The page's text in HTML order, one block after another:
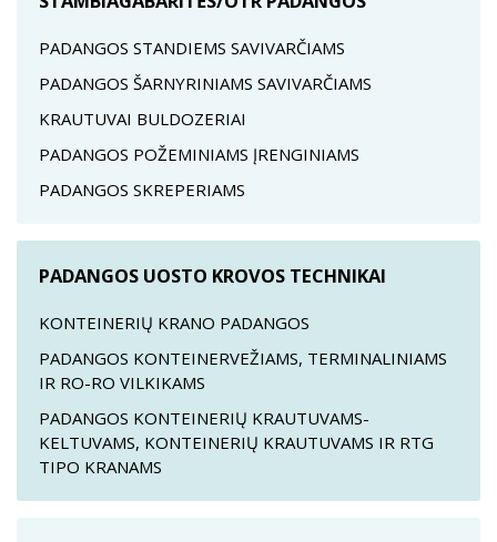
PADANGOS STANDIEMS SAVIVARČIAMS
PADANGOS ŠARNYRINIAMS SAVIVARČIAMS
KRAUTUVAI BULDOZERIAI
PADANGOS POŽEMINIAMS ĮRENGINIAMS
PADANGOS SKREPERIAMS
PADANGOS UOSTO KROVOS TECHNIKAI
KONTEINERIŲ KRANO PADANGOS
PADANGOS KONTEINERVEŽIAMS, TERMINALINIAMS
IR RO-RO VILKIKAMS
PADANGOS KONTEINERIŲ KRAUTUVAMS-
KELTUVAMS, KONTEINERIŲ KRAUTUVAMS IR RTG
TIPO KRANAMS